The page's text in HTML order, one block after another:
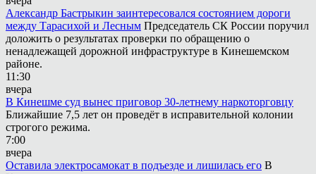
Александр Бастрыкин заинтересовался состоянием дороги
между Тарасихой и Лесным Председатель СК России поручил
доложить о результатах проверки по обращению о
ненадлежащей дорожной инфраструктуре в Кинешемском
районе.
11:30
вчера
В Кинешме суд вынес приговор 30-летнему наркоторговцу
Ближайшие 7,5 лет он проведёт в исправительной колонии
строгого режима.
7:00
вчера
Оставила электросамокат в подъезде и лишилась его В